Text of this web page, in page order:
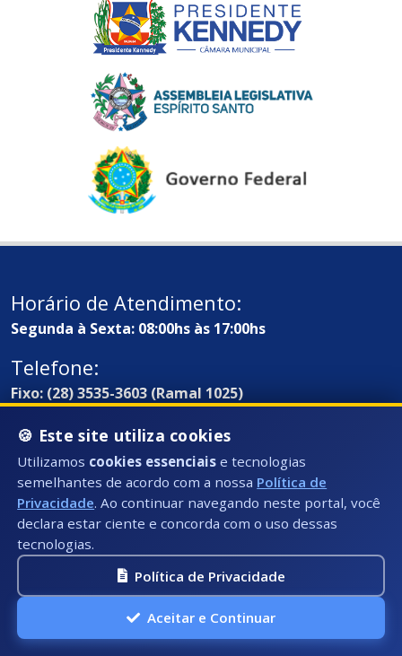
Horário de Atendimento:
Segunda à Sexta: 08:00hs às 17:00hs
Telefone:
Fixo: (28) 3535-3603 (Ramal 1025)
E-mail:
ouvidoria@presidentekennedy.es.gov.br
Endereço / Ouvidoria:
🍪 Este site utiliza cookies
Utilizamos cookies essenciais e tecnologias
semelhantes de acordo com a nossa Política de
Privacidade. Ao continuar navegando neste portal, você
declara estar ciente e concorda com o uso dessas
tecnologias.
Política de Privacidade
Aceitar e Continuar